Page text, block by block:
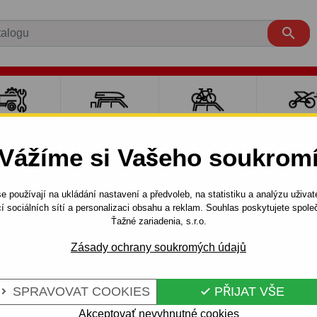
si Vašeho
používají na ukládání nastavení a předvoleb, na statistiku a analýzu
sociálních sítí a personalizaci obsahu a reklam. Souhlas poskytujete
Ťažné zariadenia, s.r.o.
Zásady ochrany soukromých údajů
SPRAVOVAT COOKIES  PŘIJAT VŠE
Akceptovať nevyhnutné cookies

VAN
2000 - 2010
pevný šroubový systém AUTO-HAK
SHARAN
Robustní šroubové tažné
AUTO-HAK, 5 let záruka na